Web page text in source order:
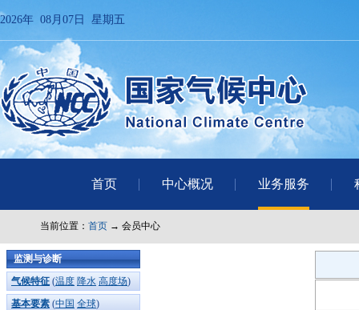
2026年 08月07日 星期五
首页 中心概况 业务服务
当前位置： 首页 → 会员中心
监测与诊断
气候特征 (温度 降水 高度场)
基本要素 (中国 全球)